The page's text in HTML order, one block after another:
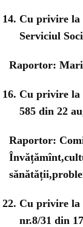
Cu privire la
Serviciul
Raportor:
Cu privire la
585 din 22
Raportor:
Cu privire la
nr.8/31 din